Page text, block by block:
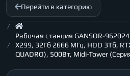
Перейти в категорию
Рабочая станция GANSOR-
X299, 32Гб 2666 МГц, HDD 3Тб,
QUADRO), 500Вт, Midi-Tower